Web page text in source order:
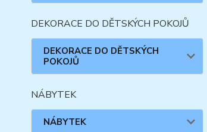
DEKORACE DO DĚTSKÝCH POKOJŮ
DEKORACE DO DĚTSKÝCH
POKOJŮ
NÁBYTEK
NÁBYTEK